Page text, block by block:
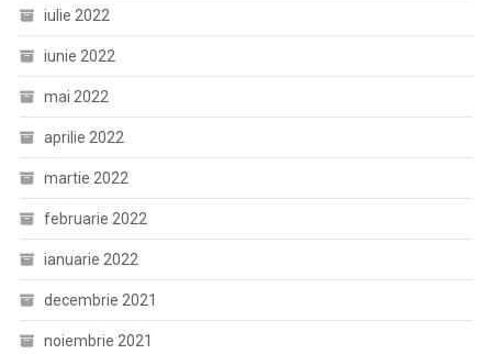
iulie 2022
iunie 2022
mai 2022
aprilie 2022
martie 2022
februarie 2022
ianuarie 2022
decembrie 2021
noiembrie 2021